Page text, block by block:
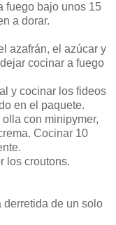
fuego bajo unos 15
a dorar.
azafrán, el azúcar y
cocinar a fuego
y cocinar los fideos
en el paquete.
con minipymer,
Cocinar 10
los croutons.
derretida de un solo